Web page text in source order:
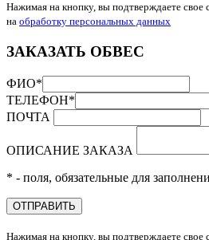
Нажимая на кнопку, вы подтверждаете свое
на обработку персональных данных
ЗАКАЗАТЬ ОБВЕС
ФИО*
ТЕЛЕФОН*
ПОЧТА
ОПИСАНИЕ ЗАКАЗА
* - поля, обязательные для
ОТПРАВИТЬ
Нажимая на кнопку, вы подтверждаете свое